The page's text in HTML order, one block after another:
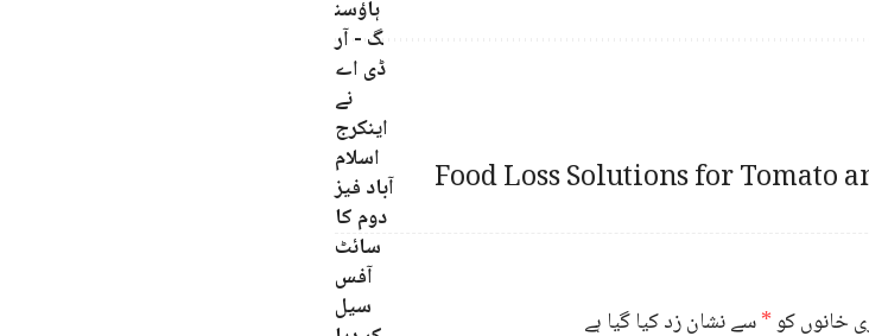
Food Loss Solutions for Tomato
خانوں کو*سے نشان زد کیا گیا ہے